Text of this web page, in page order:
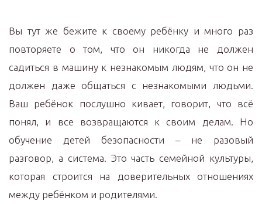
Вы тут же бежите к своему ребёнку и много раз
повторяете о том, что он никогда не должен
садиться в машину к незнакомым людям, что он не
должен даже общаться с незнакомыми людьми.
Ваш ребёнок послушно кивает, говорит, что всё
понял, и все возвращаются к своим делам. Но
обучение детей безопасности – не разовый
разговор, а система. Это часть семейной культуры,
которая строится на доверительных отношениях
между ребёнком и родителями.